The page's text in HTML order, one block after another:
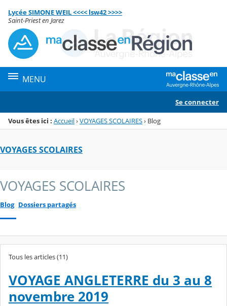
Menu de la rubrique
Contenu
Lycée SIMONE WEIL <<<< lsw42 >>>>
Saint-Priest en Jarez
MENU
Se connecter
Vous êtes ici : Accueil›VOYAGES SCOLAIRES› Blog
VOYAGES SCOLAIRES
VOYAGES SCOLAIRES
Blog Dossiers partagés
Tous les articles (11)
VOYAGE ANGLETERRE du 3 au 8
novembre 2019